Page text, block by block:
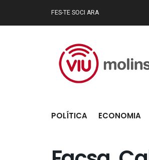
FES-TE SOCI ARA
POLÍTICA ECONOMIA